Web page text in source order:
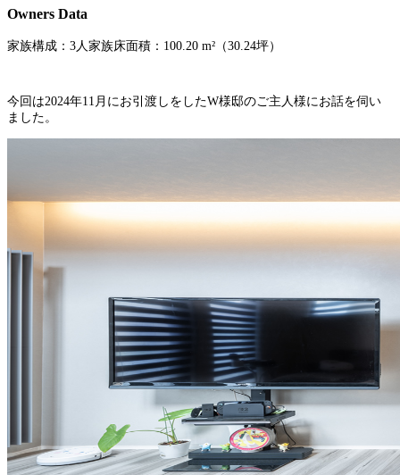
Owners Data
家族構成：3人家族床面積：100.20 m²（30.24坪）
今回は2024年11月にお引渡しをしたW様邸のご主人様にお話を伺い
ました。